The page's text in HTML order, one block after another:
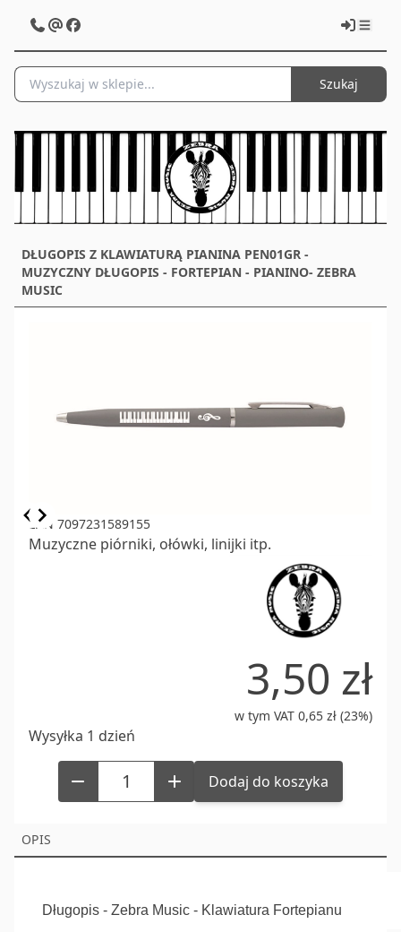
Szukaj
DŁUGOPIS Z KLAWIATURĄ PIANINA PEN01GR -
MUZYCZNY DŁUGOPIS - FORTEPIAN - PIANINO- ZEBRA
MUSIC
Item
1
EAN 7097231589155
Muzyczne piórniki, ołówki, linijki itp.
3,50 zł
w tym VAT 0,65 zł (23%)
Wysyłka 1 dzień
Dodaj do koszyka
OPIS
Długopis - Zebra Music - Klawiatura Fortepianu